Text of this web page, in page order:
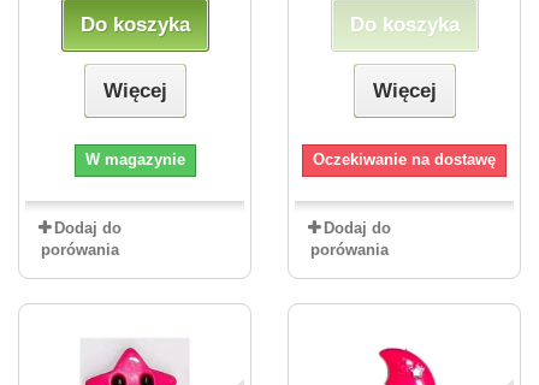
Do koszyka
Więcej
W magazynie
Dodaj do
porówania
Do koszyka
Więcej
Oczekiwanie na dostawę
Dodaj do
porówania